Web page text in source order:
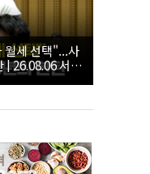
세 선택"...사
| 26.08.06 서울